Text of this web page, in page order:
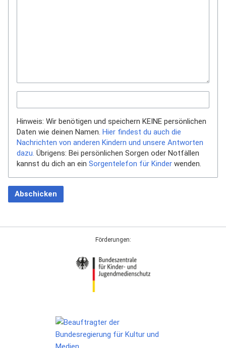
Hinweis: Wir benötigen und speichern KEINE persönlichen
Daten wie deinen Namen. Hier findest du auch die
Nachrichten von anderen Kindern und unsere Antworten
dazu. Übrigens: Bei persönlichen Sorgen oder Notfällen
kannst du dich an ein Sorgentelefon für Kinder wenden.
Abschicken
Förderungen: